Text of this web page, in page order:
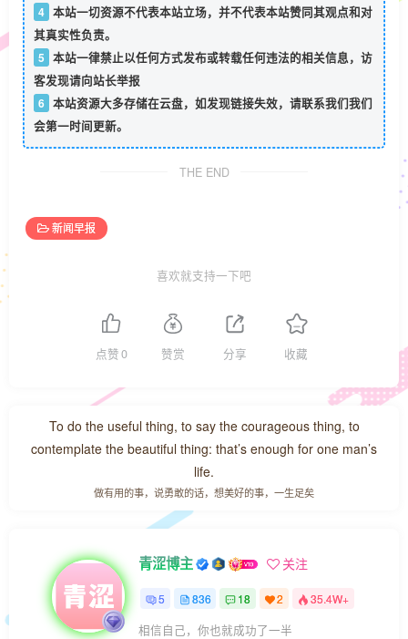
4 本站一切资源不代表本站立场，并不代表本站赞同其观点和对
其真实性负责。
5 本站一律禁止以任何方式发布或转载任何违法的相关信息，访
客发现请向站长举报
6 本站资源大多存储在云盘，如发现链接失效，请联系我们我们
会第一时间更新。
THE END
新闻早报
喜欢就支持一下吧
点赞0 赞赏 分享 收藏
To do the useful thing, to say the courageous thing, to
contemplate the beautiful thing: that’s enough for one man’s
life.
做有用的事，说勇敢的话，想美好的事，一生足矣
青涩博主 关注
5 836 18 2 35.4W+
相信自己，你也就成功了一半